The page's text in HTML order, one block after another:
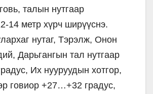
талын нутгаар
14 метр хүрч ширүүснэ.
нутаг, Тэрэлж, Онон
Дарьгангын тал нутгаар
Их нууруудын хотгор,
говиор +27…+32 градус,